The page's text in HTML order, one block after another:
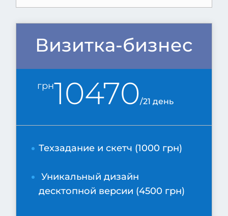
Визитка-бизнес
грн10470/21 день
Техзадание и скетч (1000 грн)
Уникальный дизайн
десктопной версии (4500 грн)